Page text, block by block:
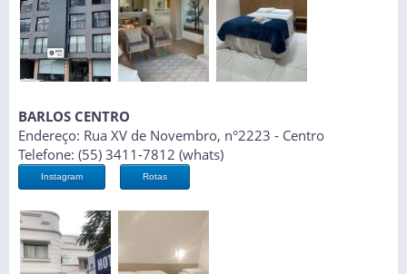
BARLOS CENTRO
Endereço: Rua XV de Novembro, n°2223 - Centro
Telefone: (55) 3411-7812 (whats)
Instagram Rotas